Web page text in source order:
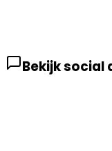
Bekijk social